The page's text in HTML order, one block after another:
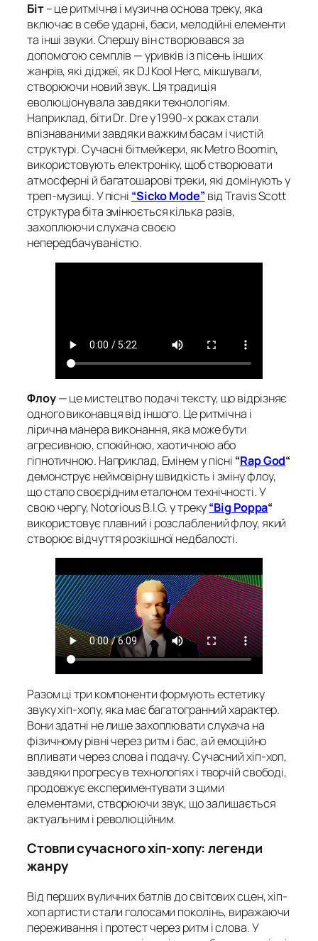
Біт– це ритмічна і музична основа треку, яка
включає в себе ударні, баси, мелодійні елементи
та інші звуки. Спершу він створювався за
допомогою семплів — уривків із пісень інших
жанрів, які діджеї, як DJ Kool Herc, мікшували,
створюючи новий звук. Ця традиція
еволюціонувала завдяки технологіям.
Наприклад, біти Dr. Dre у 1990-х роках стали
впізнаваними завдяки важким басам і чистій
структурі. Сучасні бітмейкери, як Metro Boomin,
використовують електроніку, щоб створювати
атмосферні й багатошарові треки, які домінують у
треп-музиці. У пісні “Sicko Mode” від Travis Scott
структура біта змінюється кілька разів,
захоплюючи слухача своєю
непередбачуваністю.
Флоу— це мистецтво подачі тексту, що відрізняє
одного виконавця від іншого. Це ритмічна і
лірична манера виконання, яка може бути
агресивною, спокійною, хаотичною або
гіпнотичною. Наприклад, Емінем у пісні “Rap God“
демонструє неймовірну швидкість і зміну флоу,
що стало своєрідним еталоном технічності. У
свою чергу, Notorious B.I.G. у треку“Big Poppa“
використовує плавний і розслаблений флоу, який
створює відчуття розкішної недбалості.
Разом ці три компоненти формують естетику
звуку хіп-хопу, яка має багатогранний характер.
Вони здатні не лише захоплювати слухача на
фізичному рівні через ритм і бас, а й емоційно
впливати через слова і подачу. Сучасний хіп-хоп,
завдяки прогресу в технологіях і творчій свободі,
продовжує експериментувати з цими
елементами, створюючи звук, що залишається
актуальним і революційним.
Стовпи сучасного хіп-хопу: легенди
жанру
Від перших вуличних батлів до світових сцен, хіп-
хоп артисти стали голосами поколінь, виражаючи
переживання і протест через ритм і слова. У